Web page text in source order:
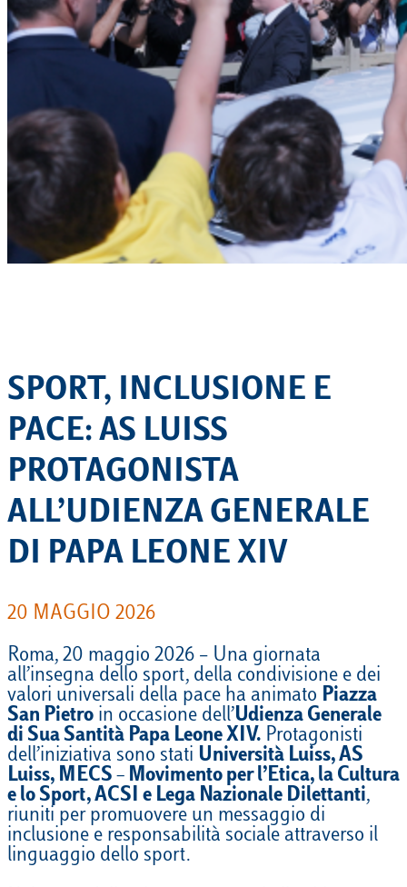
SPORT, INCLUSIONE E
PACE: AS LUISS
PROTAGONISTA
ALL’UDIENZA GENERALE
DI PAPA LEONE XIV
20 MAGGIO 2026
Roma, 20 maggio 2026 – Una giornata
all’insegna dello sport, della condivisione e dei
valori universali della pace ha animato Piazza
San Pietro in occasione dell’Udienza Generale
di Sua Santità Papa Leone XIV. Protagonisti
dell’iniziativa sono stati Università Luiss, AS
Luiss, MECS – Movimento per l’Etica, la Cultura
e lo Sport, ACSI e Lega Nazionale Dilettanti,
riuniti per promuovere un messaggio di
inclusione e responsabilità sociale attraverso il
linguaggio dello sport.